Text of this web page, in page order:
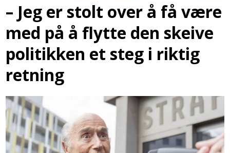
– Jeg er stolt over å få være
med på å flytte den skeive
politikken et steg i riktig
retning